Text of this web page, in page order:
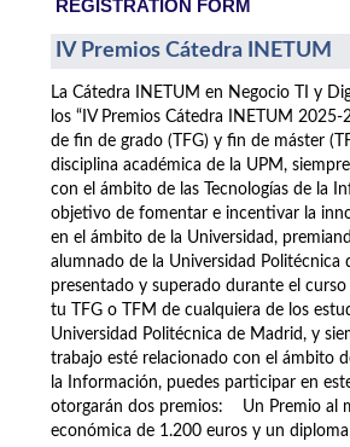
REGISTRATION FORM
IV Premios Cátedra INETUM
La Cátedra INETUM en Negocio TI y
los “IV Premios Cátedra INETUM 2025-
de fin de grado (TFG) y fin de máster
disciplina académica de la UPM,
con el ámbito de las Tecnologías de la
objetivo de fomentar e incentivar la
en el ámbito de la Universidad,
alumnado de la Universidad Politécnica
presentado y superado durante el
tu TFG o TFM de cualquiera de los
Universidad Politécnica de Madrid, y
trabajo esté relacionado con el ámbito
la Información, puedes participar en
otorgarán dos premios: Un Premio al
económica de 1.200 euros y un